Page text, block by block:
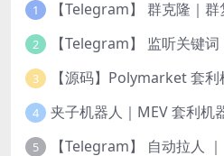
1 【Telegram】 群克隆｜
2
3
4
5